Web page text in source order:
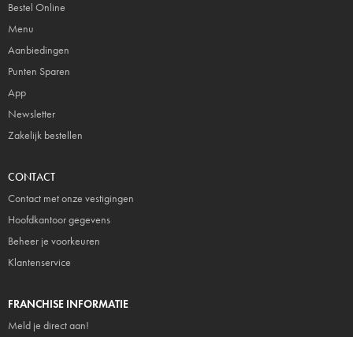
Bestel Online
Menu
Aanbiedingen
Punten Sparen
App
Newsletter
Zakelijk bestellen
CONTACT
Contact met onze vestigingen
Hoofdkantoor gegevens
Beheer je voorkeuren
Klantenservice
FRANCHISE INFORMATIE
Meld je direct aan!